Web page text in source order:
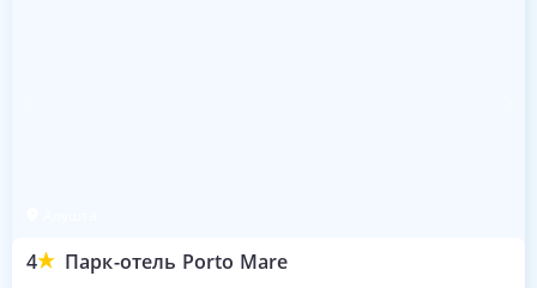
4 Парк-отель Porto Mare